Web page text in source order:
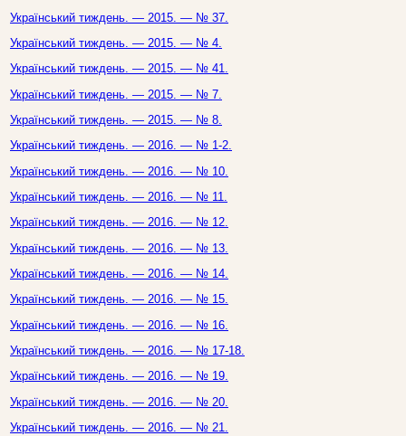
Український тиждень. — 2015. — № 37.
Український тиждень. — 2015. — № 4.
Український тиждень. — 2015. — № 41.
Український тиждень. — 2015. — № 7.
Український тиждень. — 2015. — № 8.
Український тиждень. — 2016. — № 1-2.
Український тиждень. — 2016. — № 10.
Український тиждень. — 2016. — № 11.
Український тиждень. — 2016. — № 12.
Український тиждень. — 2016. — № 13.
Український тиждень. — 2016. — № 14.
Український тиждень. — 2016. — № 15.
Український тиждень. — 2016. — № 16.
Український тиждень. — 2016. — № 17-18.
Український тиждень. — 2016. — № 19.
Український тиждень. — 2016. — № 20.
Український тиждень. — 2016. — № 21.